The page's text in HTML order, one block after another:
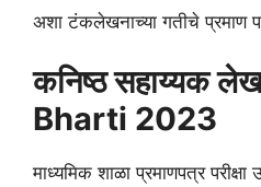
अशा टंकलेखनाच्या गतीचे प्रमाण
कनिष्ठ सहाय्यक
Bharti 2023
माध्यमिक शाळा प्रमाणपत्र परीक्षा